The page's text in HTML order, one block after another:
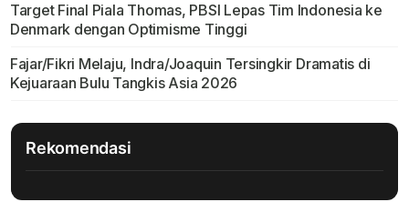
Target Final Piala Thomas, PBSI Lepas Tim Indonesia ke
Denmark dengan Optimisme Tinggi
Fajar/Fikri Melaju, Indra/Joaquin Tersingkir Dramatis di
Kejuaraan Bulu Tangkis Asia 2026
Rekomendasi